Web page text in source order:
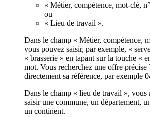
« Métier, compétence, mot-clé,
ou
« Lieu de travail ».
Dans le champ « Métier, compétence,
vous pouvez saisir, par exemple, «
« brasserie » en tapant sur la touche «
mot. Vous recherchez une offre précise
directement sa référence, par exemple
Dans le champ « lieu de travail », vous
saisir une commune, un département,
un continent.